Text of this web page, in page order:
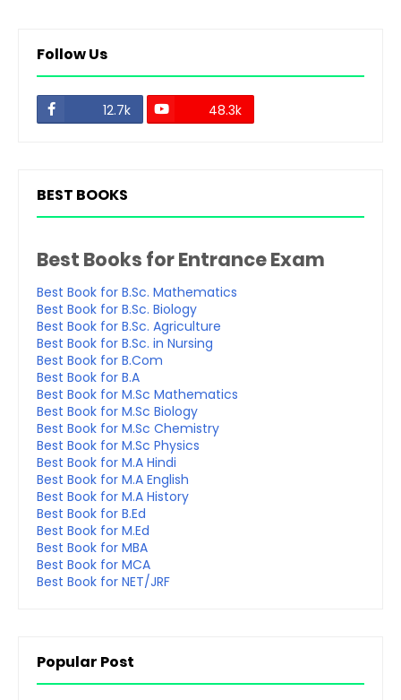
Follow Us
12.7k 48.3k
BEST BOOKS
Best Books for Entrance Exam
Best Book for B.Sc. Mathematics
Best Book for B.Sc. Biology
Best Book for B.Sc. Agriculture
Best Book for B.Sc. in Nursing
Best Book for B.Com
Best Book for B.A
Best Book for M.Sc Mathematics
Best Book for M.Sc Biology
Best Book for M.Sc Chemistry
Best Book for M.Sc Physics
Best Book for M.A Hindi
Best Book for M.A English
Best Book for M.A History
Best Book for B.Ed
Best Book for M.Ed
Best Book for MBA
Best Book for MCA
Best Book for NET/JRF
Popular Post